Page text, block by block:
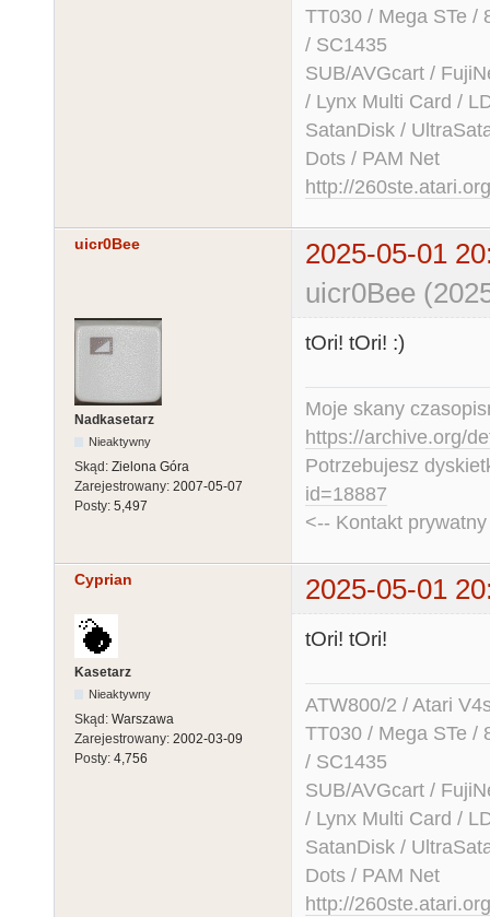
TT030 / Mega STe /
/ SC1435
SUB/AVGcart /
/ Lynx Multi Card /
SatanDisk /
Dots / PAM Net
http://260ste.atari.org
uicr0Bee
2025-05-01
uicr0Bee
Nadkasetarz
Nieaktywny
Skąd: Zielona Góra
Zarejestrowany: 2007-05-07
Posty: 5,497
tOri! tOri! :)
Moje skany
https://archive.org/
Potrzebujesz
id=18887
<-- Kontakt
Cyprian 2025-05-01
Kasetarz
Nieaktywny
Skąd: Warszawa
Zarejestrowany: 2002-03-09
Posty: 4,756
tOri! tOri!
ATW800/2 / Atari
TT030 / Mega STe /
/ SC1435
SUB/AVGcart /
/ Lynx Multi Card /
SatanDisk /
Dots / PAM Net
http://260ste.atari.org